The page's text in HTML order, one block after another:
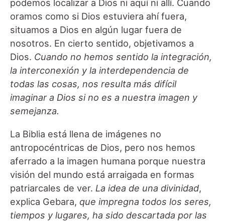
podemos localizar a Dios ni aquí ni allí. Cuando
oramos como si Dios estuviera ahí fuera,
situamos a Dios en algún lugar fuera de
nosotros. En cierto sentido, objetivamos a
Dios. Cuando no hemos sentido la integración,
la interconexión y la interdependencia de
todas las cosas, nos resulta más difícil
imaginar a Dios si no es a nuestra imagen y
semejanza.
La Biblia está llena de imágenes no
antropocéntricas de Dios, pero nos hemos
aferrado a la imagen humana porque nuestra
visión del mundo está arraigada en formas
patriarcales de ver. La idea de una divinidad,
explica Gebara, que impregna todos los seres,
tiempos y lugares, ha sido descartada por las